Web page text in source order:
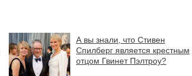
А вы знали, что Стивен
Спилберг является крестным
отцом Гвинет Пэлтроу?